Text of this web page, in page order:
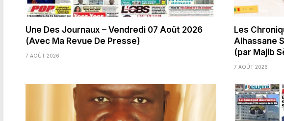
Une Des Journaux – Vendredi 07 Août 2026
(Avec Ma Revue De Presse)
7 AOÛT 2026
Les
Alhassane
(par Majib
7 AOÛT 2026